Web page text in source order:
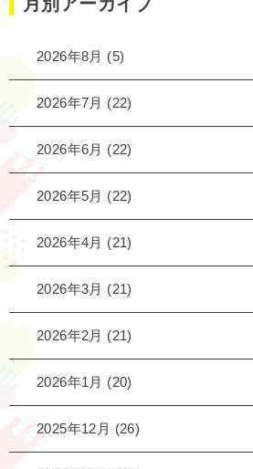
2026年8月 (5)
2026年7月 (22)
2026年6月 (22)
2026年5月 (22)
2026年4月 (21)
2026年3月 (21)
2026年2月 (21)
2026年1月 (20)
2025年12月 (26)